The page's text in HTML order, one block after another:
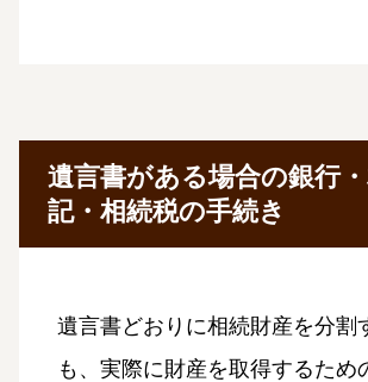
遺言書がある場合の銀行
記・相続税の手続き
遺言書どおりに相続財産を分割
も、実際に財産を取得するため